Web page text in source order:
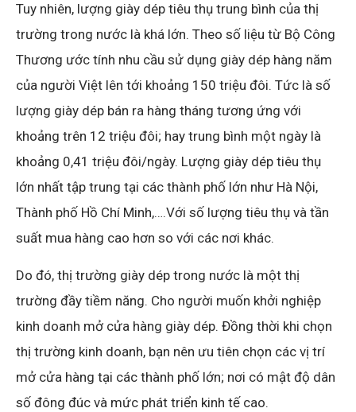
Tuy nhiên, lượng giày dép tiêu thụ trung bình của thị
trường trong nước là khá lớn. Theo số liệu từ Bộ Công
Thương ước tính nhu cầu sử dụng giày dép hàng năm
của người Việt lên tới khoảng 150 triệu đôi. Tức là số
lượng giày dép bán ra hàng tháng tương ứng với
khoảng trên 12 triệu đôi; hay trung bình một ngày là
khoảng 0,41 triệu đôi/ngày. Lượng giày dép tiêu thụ
lớn nhất tập trung tại các thành phố lớn như Hà Nội,
Thành phố Hồ Chí Minh,….Với số lượng tiêu thụ và tần
suất mua hàng cao hơn so với các nơi khác.
Do đó, thị trường giày dép trong nước là một thị
trường đầy tiềm năng. Cho người muốn khởi nghiệp
kinh doanh mở cửa hàng giày dép. Đồng thời khi chọn
thị trường kinh doanh, bạn nên ưu tiên chọn các vị trí
mở cửa hàng tại các thành phố lớn; nơi có mật độ dân
số đông đúc và mức phát triển kinh tế cao.